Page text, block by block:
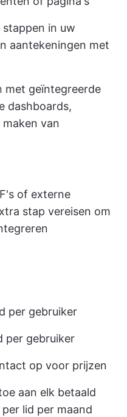
in uw
aantekeningen met
met geïntegreerde
dashboards,
van
of externe
stap vereisen om
per gebruiker
per gebruiker
op voor prijzen
aan elk betaald
lid per maand